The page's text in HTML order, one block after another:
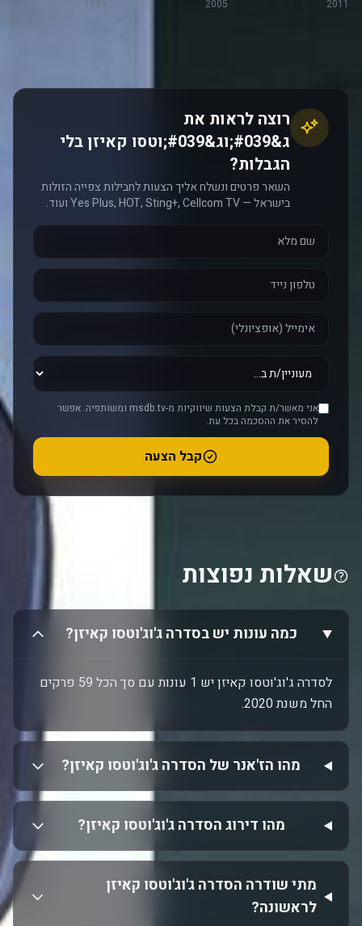
2011
2005
1999
רוצה לראות את
ג&#039;וג&#039;וטסו קאיזן בלי
הגבלות?
השאר פרטים ונשלח אליך הצעות לחבילות צפייה הזולות
בישראל — Yes Plus, HOT, Sting+, Cellcom TV ועוד.
אני מאשר/ת קבלת הצעות שיווקיות מ-msdb.tv ומשותפיה. אפשר
להסיר את ההסכמה בכל עת.
קבל הצעה
שאלות נפוצות
כמה עונות יש בסדרה ג'וג'וטסו קאיזן?
לסדרה ג'וג'וטסו קאיזן יש 1 עונות עם סך הכל 59 פרקים
החל משנת 2020.
מהו הז'אנר של הסדרה ג'וג'וטסו קאיזן?
מהו דירוג הסדרה ג'וג'וטסו קאיזן?
מתי שודרה הסדרה ג'וג'וטסו קאיזן
לראשונה?